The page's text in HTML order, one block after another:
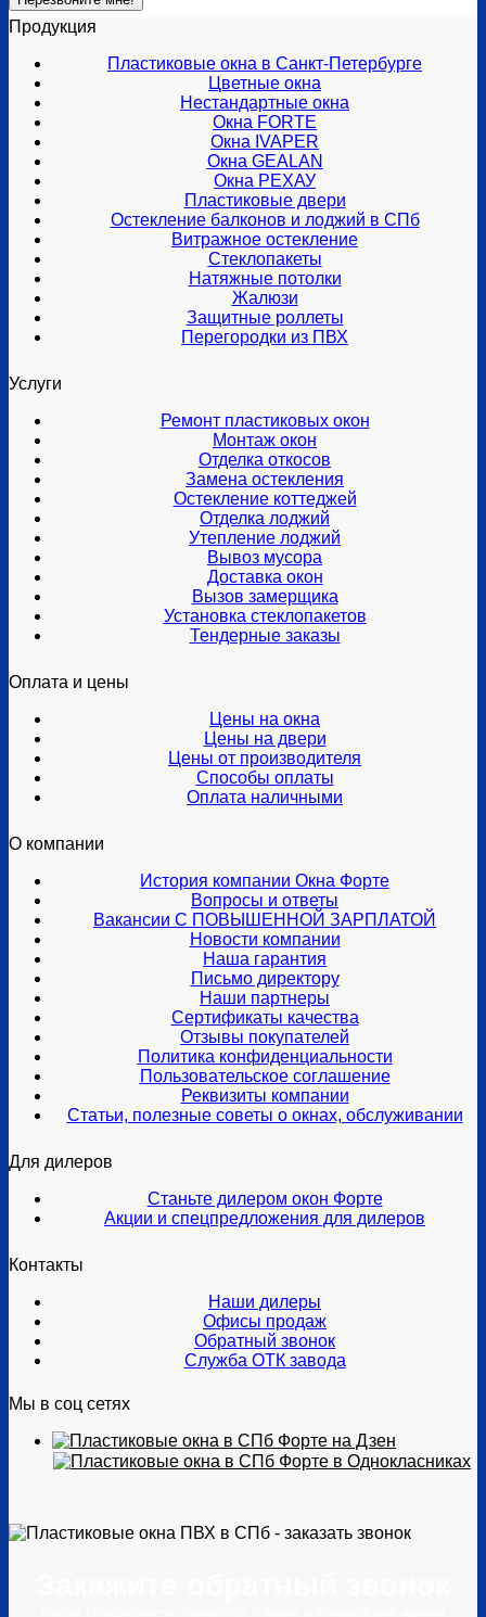
Продукция
Пластиковые окна в Санкт-Петербурге
Цветные окна
Нестандартные окна
Окна FORTE
Окна IVAPER
Окна GEALAN
Окна РЕХАУ
Пластиковые двери
Остекление балконов и лоджий в СПб
Витражное остекление
Стеклопакеты
Натяжные потолки
Жалюзи
Защитные роллеты
Перегородки из ПВХ
Услуги
Ремонт пластиковых окон
Монтаж окон
Отделка откосов
Замена остекления
Остекление коттеджей
Отделка лоджий
Утепление лоджий
Вывоз мусора
Доставка окон
Вызов замерщика
Установка стеклопакетов
Тендерные заказы
Оплата и цены
Цены на окна
Цены на двери
Цены от производителя
Способы оплаты
Оплата наличными
О компании
История компании Окна Форте
Вопросы и ответы
Вакансии С ПОВЫШЕННОЙ ЗАРПЛАТОЙ
Новости компании
Наша гарантия
Письмо директору
Наши партнеры
Сертификаты качества
Отзывы покупателей
Политика конфиденциальности
Пользовательское соглашение
Реквизиты компании
Статьи, полезные советы о окнах, обслуживании
Для дилеров
Станьте дилером окон Форте
Акции и спецпредложения для дилеров
Контакты
Наши дилеры
Офисы продаж
Обратный звонок
Служба ОТК завода
Мы в соц сетях